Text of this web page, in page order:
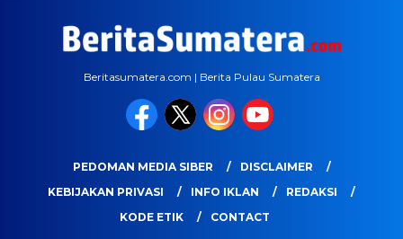
Beritasumatera.com | Berita Pulau Sumatera
PEDOMAN MEDIA SIBER
DISCLAIMER
KEBIJAKAN PRIVASI
INFO IKLAN
REDAKSI
KODE ETIK
CONTACT